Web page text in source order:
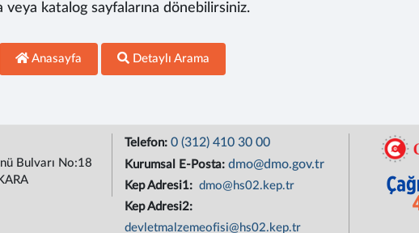
katalog sayfalarına dönebilirsiniz.
Anasayfa Detaylı Arama
Bulvarı No:18
Telefon: 0 (312) 410 30 00
Kurumsal E-Posta: dmo@dmo.gov.tr
Kep Adresi1: dmo@hs02.kep.tr
Kep Adresi2:
devletmalzemeofisi@hs02.kep.tr